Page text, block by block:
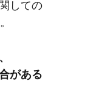
しての​
が​ある​